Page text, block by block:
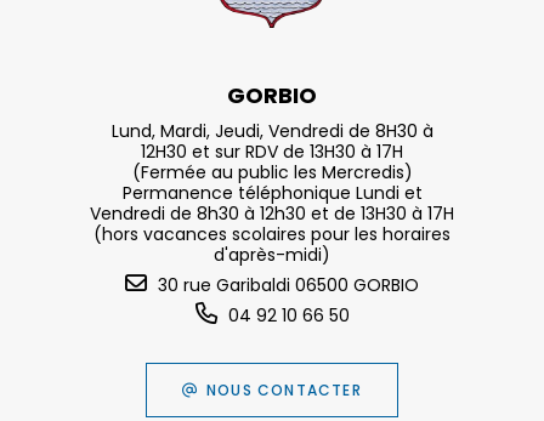
GORBIO
Lund, Mardi, Jeudi, Vendredi de 8H30 à
12H30 et sur RDV de 13H30 à 17H
(Fermée au public les Mercredis)
Permanence téléphonique Lundi et
Vendredi de 8h30 à 12h30 et de 13H30 à 17H
(hors vacances scolaires pour les horaires
d'après-midi)
30 rue Garibaldi 06500 GORBIO
04 92 10 66 50
NOUS CONTACTER